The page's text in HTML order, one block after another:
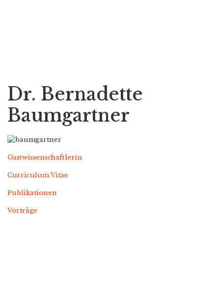
Dr. Bernadette
Baumgartner
Gastwissenschaftlerin
Curriculum Vitae
Publikationen
Vorträge